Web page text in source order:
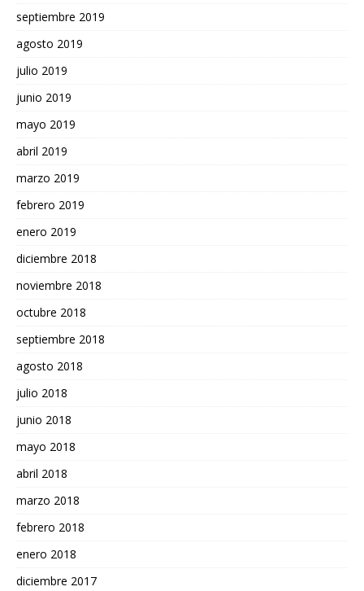
septiembre 2019
agosto 2019
julio 2019
junio 2019
mayo 2019
abril 2019
marzo 2019
febrero 2019
enero 2019
diciembre 2018
noviembre 2018
octubre 2018
septiembre 2018
agosto 2018
julio 2018
junio 2018
mayo 2018
abril 2018
marzo 2018
febrero 2018
enero 2018
diciembre 2017